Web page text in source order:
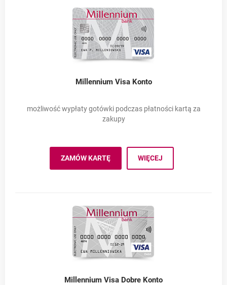
Millennium Visa Konto
możliwość wypłaty gotówki podczas płatności kartą za
zakupy
ZAMÓW KARTĘMILLENNIUM VISA KONTO
OTWIERA SIĘ W NOWEJ KARCIE
WIĘCEJ
Millennium Visa Dobre Konto